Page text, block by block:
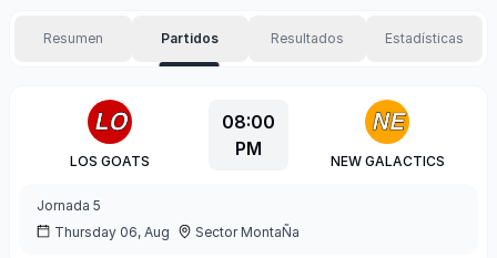
Resumen Partidos Resultados Estadísticas
LOS GOATS
08:00
PM
NEW GALACTICS
Jornada 5
Thursday 06, Aug
Sector MontaÑa